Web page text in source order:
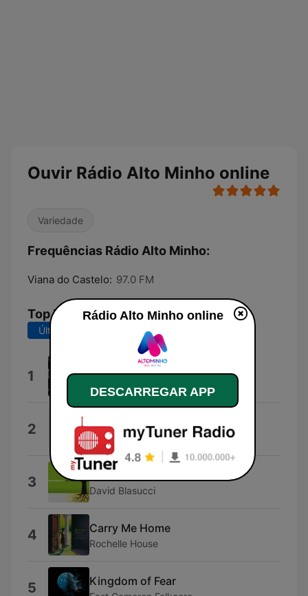
Ouvir Rádio Alto Minho online
Variedade
Frequências Rádio Alto Minho:
Viana do Castelo: 97.0 FM
Top Músicas
Últimos 7 dias Últimos 30 dias
1 Mauvais Djo #1
2 SIENNA SPIRO
3 Gone Gone Gone
David Blasucci
4 Carry Me Home
Rochelle House
5 Kingdom of Fear
Rádio Alto Minho online
DESCARREGAR APP